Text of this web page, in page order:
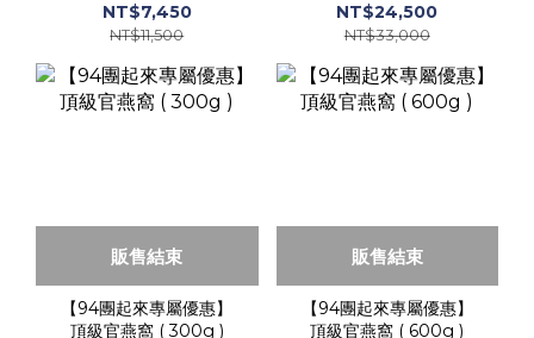
NT$7,450
NT$11,500
NT$24,500
NT$33,000
販售結束
【94團起來專屬優惠】
頂級官燕窩 ( 300g )
販售結束
【94團起來專屬優惠】
頂級官燕窩 ( 600g )